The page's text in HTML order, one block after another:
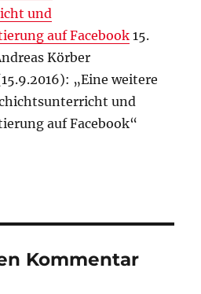
und
auf Facebook 15.
Körber
„Eine weitere
und
auf Facebook“
Kommentar